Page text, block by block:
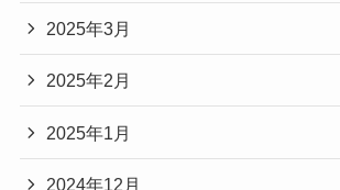
2025年3月
2025年2月
2025年1月
2024年12月